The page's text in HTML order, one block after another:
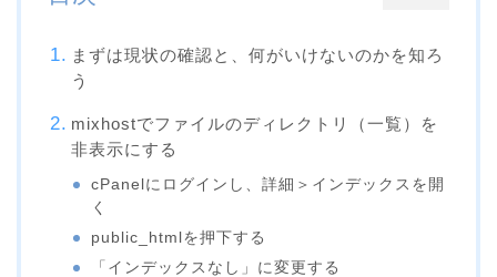
まずは現状の確認と、何がいけないのかを知ろ
う
mixhostでファイルのディレクトリ（一覧）を
非表示にする
cPanelにログインし、詳細＞インデックスを開
く
public_htmlを押下する
「インデックスなし」に変更する